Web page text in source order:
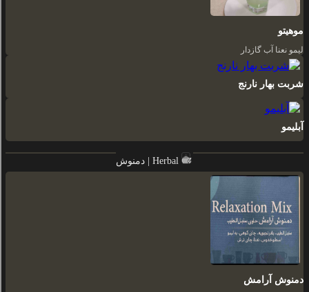
موهیتو
لیمو نعنا آب گازدار
شربت بهار نارنج
آبلیمو
دمنوش | Herbal
دمنوش آرامش